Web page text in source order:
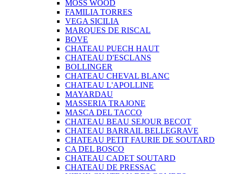
MOSS WOOD
FAMILIA TORRES
VEGA SICILIA
MARQUES DE RISCAL
BOVE
CHATEAU PUECH HAUT
CHATEAU D'ESCLANS
BOLLINGER
CHATEAU CHEVAL BLANC
CHATEAU L'APOLLINE
MAYARDAU
MASSERIA TRAJONE
MASCA DEL TACCO
CHATEAU BEAU SEJOUR BECOT
CHATEAU BARRAIL BELLEGRAVE
CHATEAU PETIT FAURIE DE SOUTARD
CA DEL BOSCO
CHATEAU CADET SOUTARD
CHATEAU DE PRESSAC